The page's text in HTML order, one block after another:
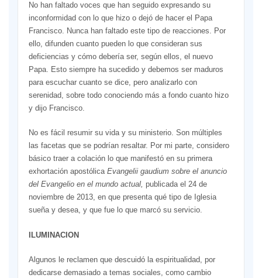
No han faltado voces que han seguido expresando su
inconformidad con lo que hizo o dejó de hacer el Papa
Francisco. Nunca han faltado este tipo de reacciones. Por
ello, difunden cuanto pueden lo que consideran sus
deficiencias y cómo debería ser, según ellos, el nuevo
Papa. Esto siempre ha sucedido y debemos ser maduros
para escuchar cuanto se dice, pero analizarlo con
serenidad, sobre todo conociendo más a fondo cuanto hizo
y dijo Francisco.
No es fácil resumir su vida y su ministerio. Son múltiples
las facetas que se podrían resaltar. Por mi parte, considero
básico traer a colación lo que manifestó en su primera
exhortación apostólica Evangelii gaudium sobre el anuncio
del Evangelio en el mundo actual, publicada el 24 de
noviembre de 2013, en que presenta qué tipo de Iglesia
sueña y desea, y que fue lo que marcó su servicio.
ILUMINACION
Algunos le reclamen que descuidó la espiritualidad, por
dedicarse demasiado a temas sociales, como cambio